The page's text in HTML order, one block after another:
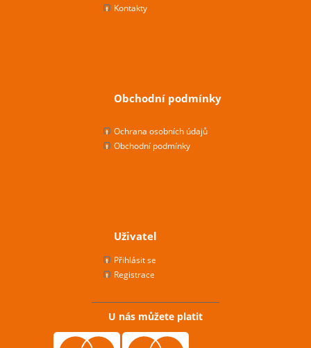
Kontakty
Obchodní podmínky
Ochrana osobních údajů
Obchodní podmínky
Uživatel
Přihlásit se
Registrace
U nás můžete platit